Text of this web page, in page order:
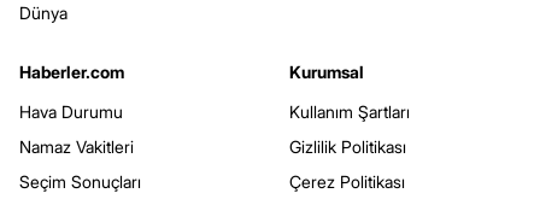
Dünya
Haberler.com
Hava Durumu
Namaz Vakitleri
Seçim Sonuçları
Kurumsal
Kullanım Şartları
Gizlilik Politikası
Çerez Politikası